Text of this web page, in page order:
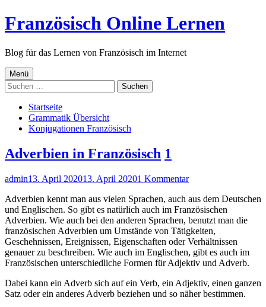
Springe
zum
Französisch Online Lernen
Blog für das Lernen von Französisch im Internet
Primäres
Menü
Menü
Suchen
nach:
Startseite
Grammatik Übersicht
Konjugationen Französisch
Adverbien in Französisch 1
Autor
adminVeröffentlicht
13. April 202013. April 20201 Kommentarzu
in
Französisch
Adverbien kennt man aus vielen Sprachen, auch aus dem Deutschen
und Englischen. So gibt es natürlich auch im Französischen
Adverbien. Wie auch bei den anderen Sprachen, benutzt man die
französischen Adverbien um Umstände von Tätigkeiten,
Geschehnissen, Ereignissen, Eigenschaften oder Verhältnissen
genauer zu beschreiben. Wie auch im Englischen, gibt es auch im
Französischen unterschiedliche Formen für Adjektiv und Adverb.
Dabei kann ein Adverb sich auf ein Verb, ein Adjektiv, einen ganzen
Satz oder ein anderes Adverb beziehen und so näher bestimmen.